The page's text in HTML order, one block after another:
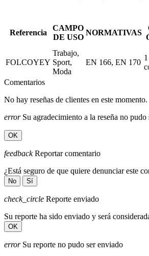
Referencia
CAMPO
DE USO
NORMATIVAS
FOLCOYEY
Trabajo,
Sport,
Moda
EN 166, EN 170
Comentarios
No hay reseñas de clientes en este momento.
errorSu agradecimiento a la reseña no pudo
OK
feedbackReportar comentario
¿Está seguro de que quiere denunciar este
No Sí
check_circle Reporte enviado
Su reporte ha sido enviado y será
OK
errorSu reporte no pudo ser enviado